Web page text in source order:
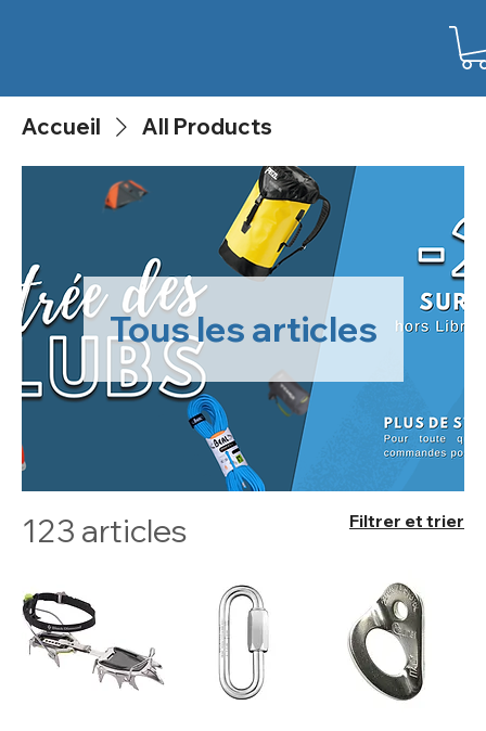
Accueil All Products
Tous les articles
123 articles Filtrer et trier